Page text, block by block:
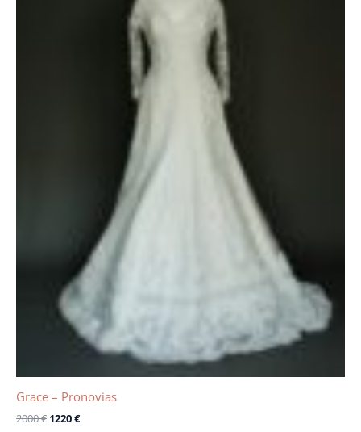
Grace – Pronovias
2000€ 1220€